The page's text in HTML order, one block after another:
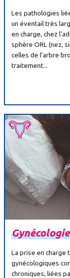
Les pathologies
un éventail très
en charge, chez
sphère ORL (nez,
celles de l’arbre
traitement...
La prise en
gynécologiques
chroniques, liées